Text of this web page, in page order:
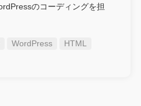
のコーディングを担
WordPress
HTML